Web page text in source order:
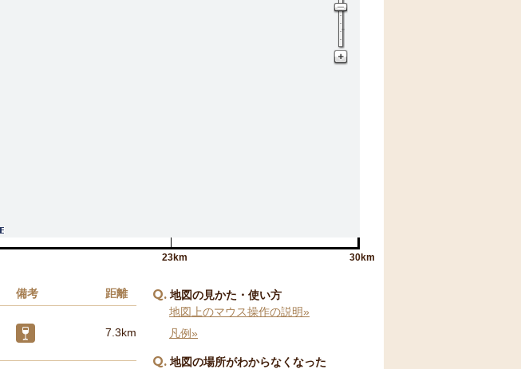
23km 30km
備考 距離
7.3km
Q 地図の見かた・使い方
地図上のマウス操作の説明»
凡例»
Q 地図の場所がわからなくなった